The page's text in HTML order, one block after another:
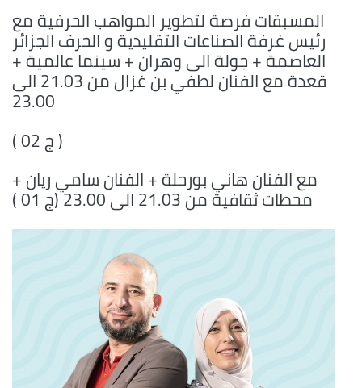
المسبقات فرصة لتطوير المواهب الحرفية مع
رئيس غرفة الصناعات التقليدية و الحرف الجزائر
العاصمة + جولة الى وهران + سينما عالمية +
قعدة مع الفنان لطفي بن غزال من 21.03 الى
23.00
( ج 02 )
مع الفنان هاني بورحلة + الفنان سامي ريان +
محطات ثقافية من 21.03 الى 23.00 (ج 01 )